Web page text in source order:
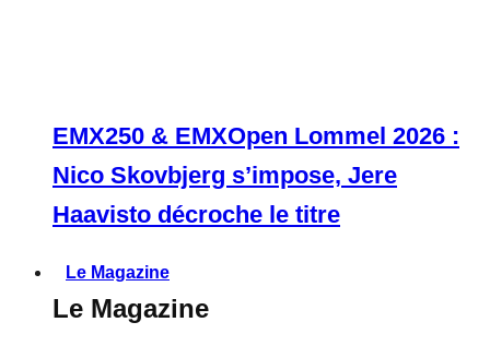
EMX250 & EMXOpen Lommel 2026 :
Nico Skovbjerg s’impose, Jere
Haavisto décroche le titre
Le Magazine
Le Magazine